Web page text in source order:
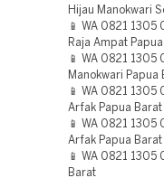
Hijau Manokwari
📱 WA 0821
Raja Ampat
📱 WA 0821
Manokwari Papua
📱 WA 0821
Arfak Papua Barat
📱 WA 0821
Arfak Papua Barat
📱 WA 0821
Barat